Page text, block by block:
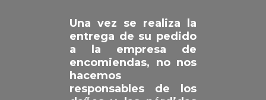
Una vez se realiza la
entrega de su pedido
a la empresa de
encomiendas, no nos
hacemos
responsables de los